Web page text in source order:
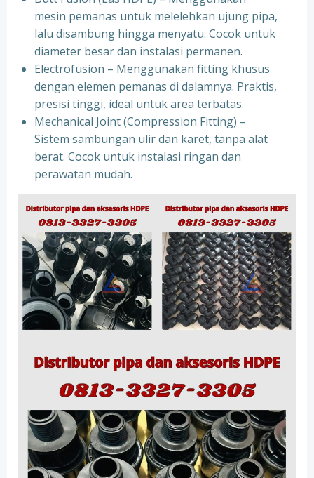
mesin pemanas untuk melelehkan ujung pipa,
lalu disambung hingga menyatu. Cocok untuk
diameter besar dan instalasi permanen.
Electrofusion – Menggunakan fitting khusus
dengan elemen pemanas di dalamnya. Praktis,
presisi tinggi, ideal untuk area terbatas.
Mechanical Joint (Compression Fitting) –
Sistem sambungan ulir dan karet, tanpa alat
berat. Cocok untuk instalasi ringan dan
perawatan mudah.